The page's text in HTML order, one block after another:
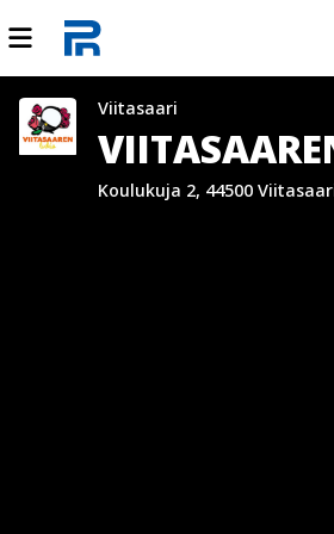
Viitasaari
Koulukuja 2, 44500